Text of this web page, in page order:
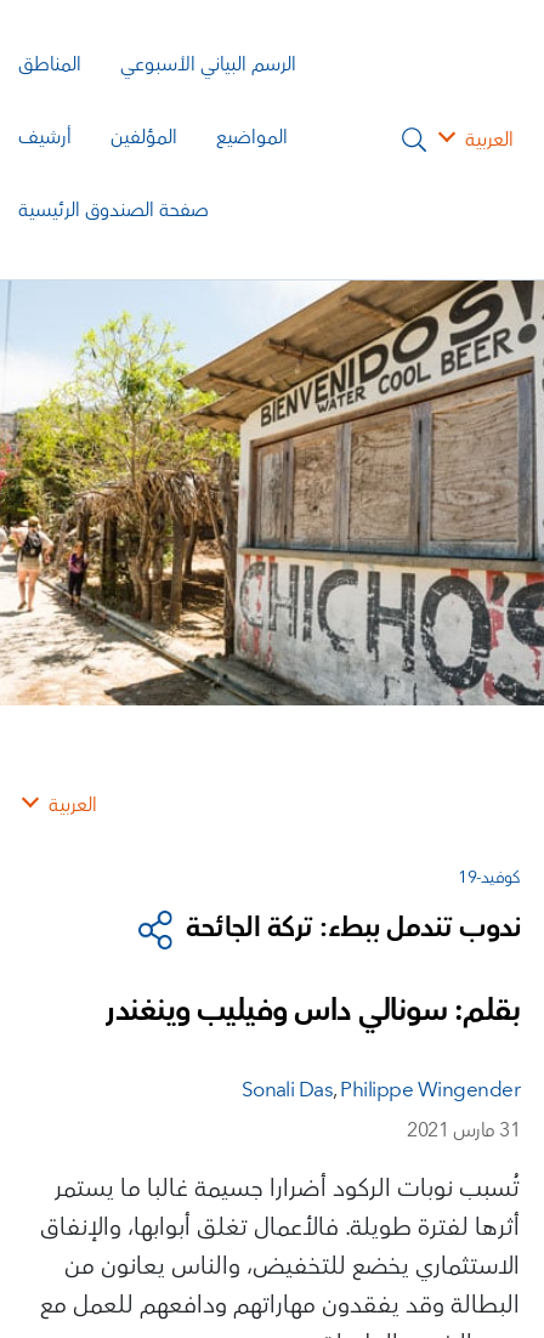
العربية
الرسم البياني الأسبوعي المناطق
المواضيع المؤلفين أرشيف
صفحة الصندوق الرئيسية
العربية
كوفيد-19
ندوب تندمل ببطء: تركة الجائحة
بقلم: سونالي داس وفيليب وينغندر
Sonali Das,Philippe Wingender
31 مارس 2021
تُسبب نوبات الركود أضرارا جسيمة غالبا ما يستمر
أثرها لفترة طويلة. فالأعمال تغلق أبوابها، والإنفاق
الاستثماري يخضع للتخفيض، والناس يعانون من
البطالة وقد يفقدون مهاراتهم ودافعهم للعمل مع